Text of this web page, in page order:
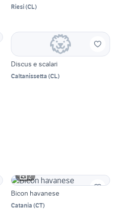
Riesi(CL)
Discus e scalari
Caltanissetta (CL)
2
Bicon havanese
Catania (CT)